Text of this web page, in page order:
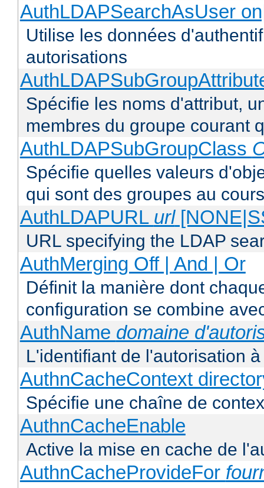
AuthLDAPSearchAsUser
Utilise les données
autorisations
Spécifie les noms d'attribut,
membres du groupe courant
AuthLDAPSubGroupClass
Spécifie quelles valeurs
qui sont des groupes au
AuthLDAPURL url
URL specifying the LDAP
AuthMerging Off | And | Or
Définit la manière dont
configuration se combine
AuthName domaine
L'identifiant de l'autorisation
AuthnCacheContext
Spécifie une chaîne de
AuthnCacheEnable
Active la mise en cache de
AuthnCacheProvideFor